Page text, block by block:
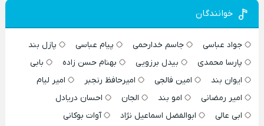
خوانندگان
جواد عباسی جاسم خدارحمی پیام عباسی
پازل بند
پارسا محمدی
بیدل برزویی بهنام حسن زاده
بابی
ایوان بند
امین فالجی امیرحافظ رنجبر
امیر لیام
امیر رمضانی
امو بند الجان
احسان دریادل
ابی عالی
ابوالفضل اسماعیل نژاد
آوات بوکانی